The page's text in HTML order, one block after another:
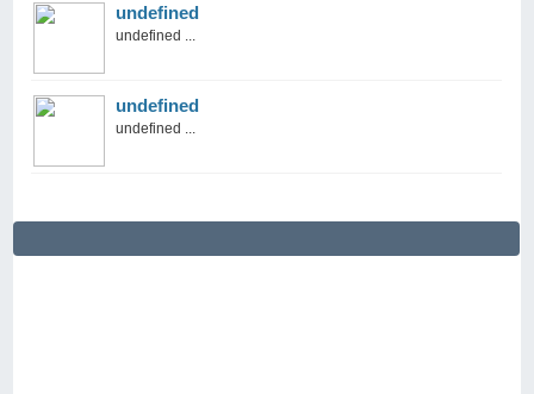
undefined
undefined ...
undefined
undefined ...